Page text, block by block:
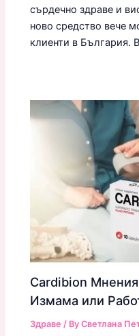
сърдечно здраве и
ново средство вече
клиенти в България.
Cardibion
Измама или
Здраве / ByСветлана